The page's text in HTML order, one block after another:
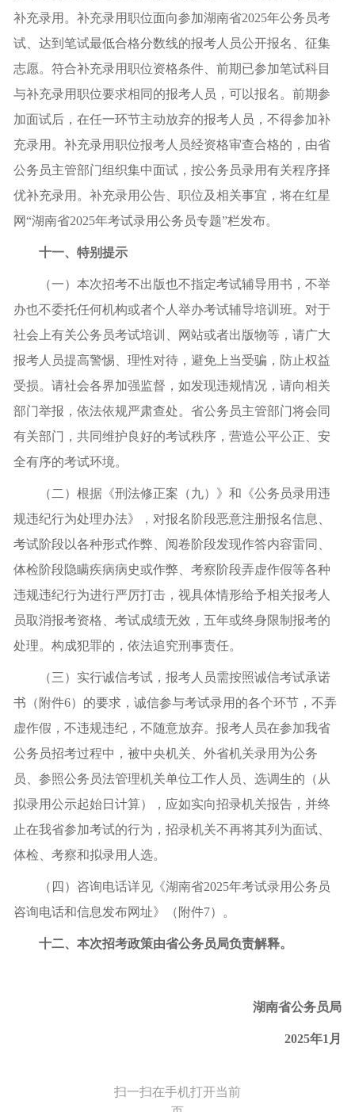
补充录用。补充录用职位面向参加湖南省2025年公务员考
试、达到笔试最低合格分数线的报考人员公开报名、征集
志愿。符合补充录用职位资格条件、前期已参加笔试科目
与补充录用职位要求相同的报考人员，可以报名。前期参
加面试后，在任一环节主动放弃的报考人员，不得参加补
充录用。补充录用职位报考人员经资格审查合格的，由省
公务员主管部门组织集中面试，按公务员录用有关程序择
优补充录用。补充录用公告、职位及相关事宜，将在红星
网“湖南省2025年考试录用公务员专题”栏发布。
十一、特别提示
（一）本次招考不出版也不指定考试辅导用书，不举
办也不委托任何机构或者个人举办考试辅导培训班。对于
社会上有关公务员考试培训、网站或者出版物等，请广大
报考人员提高警惕、理性对待，避免上当受骗，防止权益
受损。请社会各界加强监督，如发现违规情况，请向相关
部门举报，依法依规严肃查处。省公务员主管部门将会同
有关部门，共同维护良好的考试秩序，营造公平公正、安
全有序的考试环境。
（二）根据《刑法修正案（九）》和《公务员录用违
规违纪行为处理办法》，对报名阶段恶意注册报名信息、
考试阶段以各种形式作弊、阅卷阶段发现作答内容雷同、
体检阶段隐瞒疾病病史或作弊、考察阶段弄虚作假等各种
违规违纪行为进行严厉打击，视具体情形给予相关报考人
员取消报考资格、考试成绩无效，五年或终身限制报考的
处理。构成犯罪的，依法追究刑事责任。
（三）实行诚信考试，报考人员需按照诚信考试承诺
书（附件6）的要求，诚信参与考试录用的各个环节，不弄
虚作假，不违规违纪，不随意放弃。报考人员在参加我省
公务员招考过程中，被中央机关、外省机关录用为公务
员、参照公务员法管理机关单位工作人员、选调生的（从
拟录用公示起始日计算），应如实向招录机关报告，并终
止在我省参加考试的行为，招录机关不再将其列为面试、
体检、考察和拟录用人选。
（四）咨询电话详见《湖南省2025年考试录用公务员
咨询电话和信息发布网址》（附件7）。
十二、本次招考政策由省公务员局负责解释。
湖南省公务员局
2025年1月
扫一扫在手机打开当前